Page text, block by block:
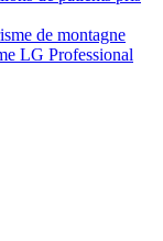
de montagne
LG Professional